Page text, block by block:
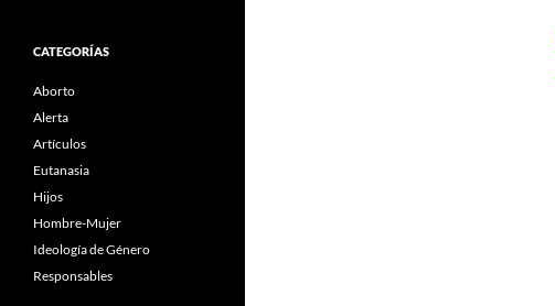
CATEGORÍAS
Aborto
Alerta
Artículos
Eutanasia
Hijos
Hombre-Mujer
Ideología de Género
Responsables